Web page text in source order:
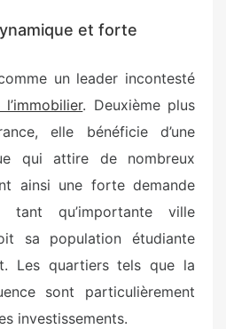
et forte
un leader incontesté
. Deuxième plus
elle bénéficie d’une
qui attire de nombreux
ainsi une forte demande
tant qu’importante ville
sa population étudiante
Les quartiers tels que la
sont particulièrement
investissements.